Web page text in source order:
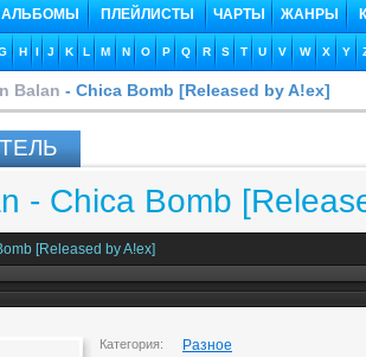
АЛЬБОМЫ ПЛЕЙЛИСТЫ ЧАРТЫ ЖАНРЫ
H I J K L M N O P Q R S T U V W X Y
Balan - Chica Bomb [Released by A!ex]
- Chica Bomb
[Released by A!ex]
Категория: Разное